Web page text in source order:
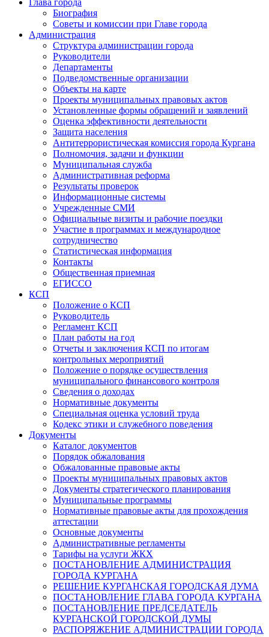
Глава города
Биография
Советы и комиссии при Главе города
Администрация
Структура администрации города
Руководители
Департаменты
Подведомственные организации
Объекты на карте
Проекты муниципальных правовых актов
Установленные формы обращений и заявлений
Оценка эффективности деятельности
Защита населения
Антитеррористическая комиссия города Кургана
Полномочия, задачи и функции
Муниципальная служба
Административная реформа
Результаты проверок
Информационные системы
Учрежденные СМИ
Официальные визиты и рабочие поездки
Участие в программах и международное
сотрудничество
Статистическая информация
Контакты
Общественная приемная
ЕГИССО
КСП
Положение о КСП
Руководитель
Регламент КСП
План работы на год
Отчеты и заключения КСП по итогам
контрольных мероприятий
Положение о порядке осуществления
муниципального финансового контроля
Сведения о доходах
Нормативные документы
Специальная оценка условий труда
Кодекс этики и служебного поведения
Документы
Каталог документов
Порядок обжалования
Обжалованные правовые акты
Проекты муниципальных правовых актов
Документы стратегического планирования
Муниципальные программы
Нормативные правовые акты для прохождения
аттестации
Основные документы
Административные регламенты
Тарифы на услуги ЖКХ
ПОСТАНОВЛЕНИЕ АДМИНИСТРАЦИЯ
ГОРОДА КУРГАНА
РЕШЕНИЕ КУРГАНСКАЯ ГОРОДСКАЯ ДУМА
ПОСТАНОВЛЕНИЕ ГЛАВА ГОРОДА КУРГАНА
ПОСТАНОВЛЕНИЕ ПРЕДСЕДАТЕЛЬ
КУРГАНСКОЙ ГОРОДСКОЙ ДУМЫ
РАСПОРЯЖЕНИЕ АДМИНИСТРАЦИИ ГОРОДА